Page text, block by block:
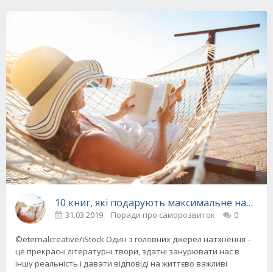
10 книг, які подарують максимальне
31.03.2019 Поради про саморозвиток 0
©eternalcreative/iStock Один з головних джерел натхнення –
це прекрасні літературні твори, здатні занурювати нас в
іншу реальність і давати відповіді на життєво важливі